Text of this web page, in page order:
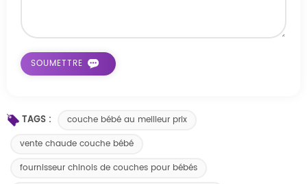
TAGS :
couche bébé au meilleur prix
vente chaude couche bébé
fournisseur chinois de couches pour bébés